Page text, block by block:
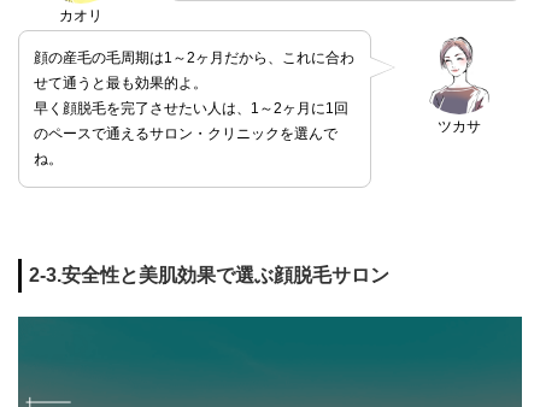
カオリ
ツカサ
顔の産毛の毛周期は1～2ヶ月だから、これに合わ
せて通うと最も効果的よ。
早く顔脱毛を完了させたい人は、1～2ヶ月に1回
のペースで通えるサロン・クリニックを選んで
ね。
2-3.安全性と美肌効果で選ぶ顔脱毛サロン